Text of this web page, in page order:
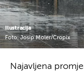
Ilustracija
Foto: Josip Moler/Cropix
Najavljena